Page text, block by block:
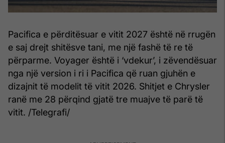
Pacifica e përditësuar e vitit 2027 është në rrugën
e saj drejt shitësve tani, me një fashë të re të
përparme. Voyager është i ‘vdekur’, i zëvendësuar
nga një version i ri i Pacifica që ruan gjuhën e
dizajnit të modelit të vitit 2026. Shitjet e Chrysler
ranë me 28 përqind gjatë tre muajve të parë të
vitit. /Telegrafi/